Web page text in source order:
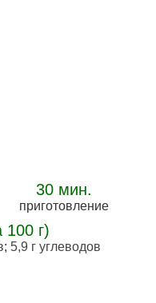
30 мин.
приготовление
100 г)
; 5,9 г углеводов